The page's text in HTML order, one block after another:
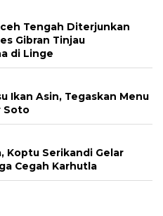
Tengah Diterjunkan
Gibran Tinjau
di Linge
Ikan Asin, Tegaskan Menu
Soto
Koptu Serikandi Gelar
Cegah Karhutla